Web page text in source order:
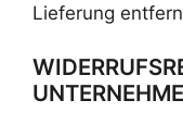
Lieferung